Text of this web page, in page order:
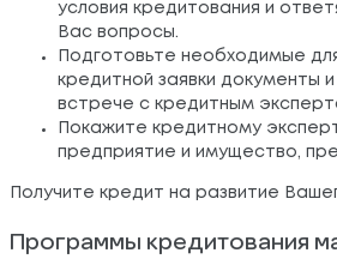
условия кредитования и
Вас вопросы.
Подготовьте необходимые
кредитной заявки документы
встрече с кредитным
Покажите кредитному
предприятие и имущество,
Получите кредит на развитие
Программы кредитования